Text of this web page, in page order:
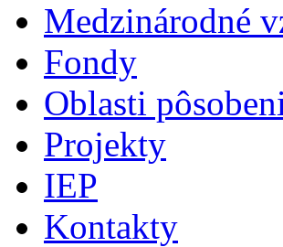
Medzinárodné
Fondy
Oblasti
Projekty
IEP
Kontakty